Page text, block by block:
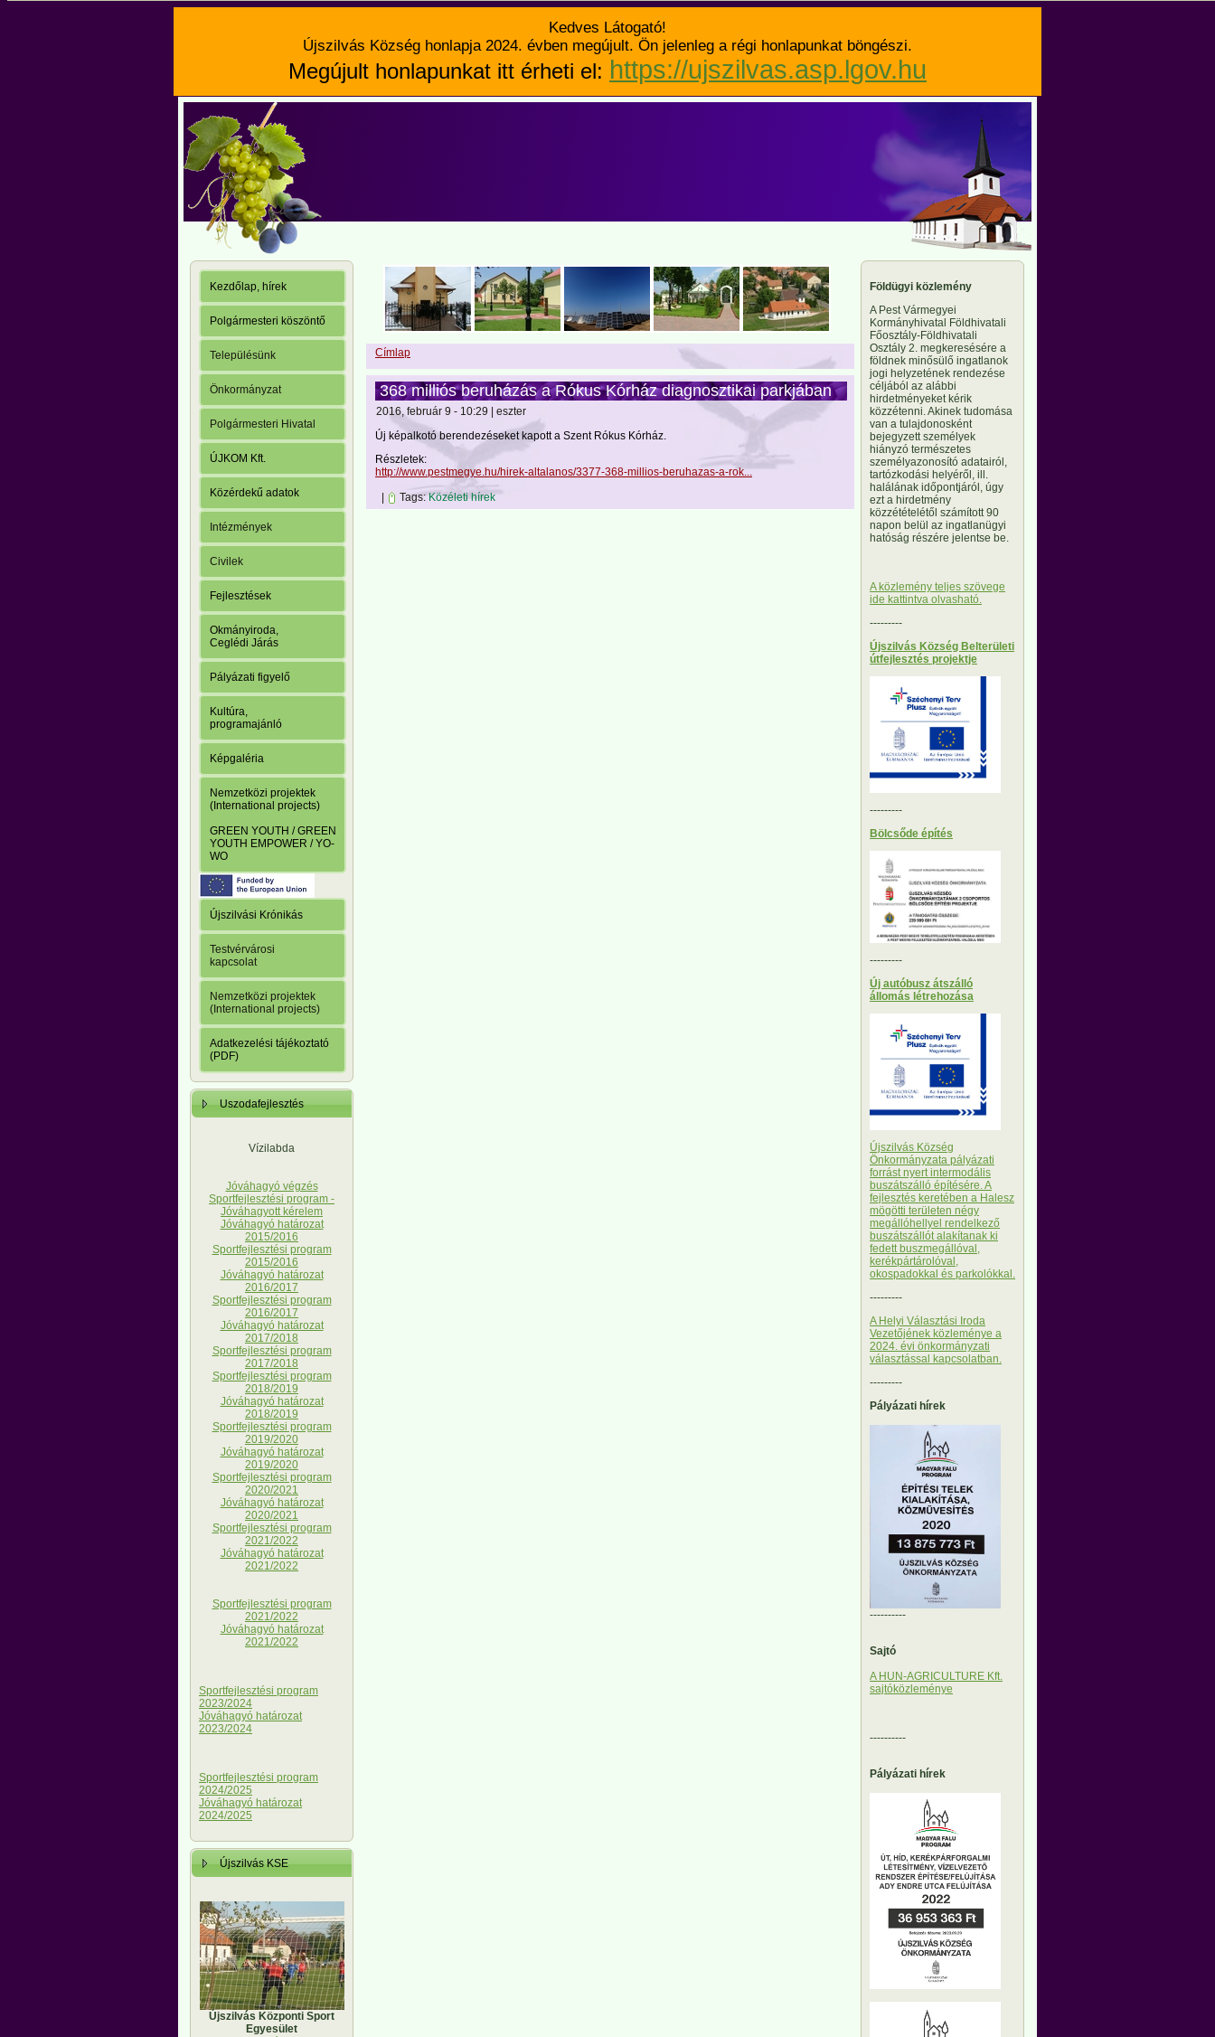
Kedves Látogató!
Újszilvás Község honlapja 2024. évben megújult. Ön jelenleg a régi honlapunkat böngészi.
Megújult honlapunkat itt érheti el: https://ujszilvas.asp.lgov.hu
Kezdőlap, hírek
Polgármesteri köszöntő
Településünk
Önkormányzat
Polgármesteri Hivatal
ÚJKOM Kft.
Közérdekű adatok
Intézmények
Civilek
Fejlesztések
Okmányiroda,
Ceglédi Járás
Pályázati figyelő
Kultúra,
programajánló
Képgaléria
Nemzetközi projektek
(International projects)
GREEN YOUTH / GREEN
YOUTH EMPOWER / YO-
WO
Újszilvási Krónikás
Testvérvárosi
kapcsolat
Nemzetközi projektek
(International projects)
Adatkezelési tájékoztató
(PDF)
Uszodafejlesztés
Vízilabda
Jóváhagyó végzés
Sportfejlesztési program -
Jóváhagyott kérelem
Jóváhagyó határozat
2015/2016
Sportfejlesztési program
2015/2016
Jóváhagyó határozat
2016/2017
Sportfejlesztési program
2016/2017
Jóváhagyó határozat
2017/2018
Sportfejlesztési program
2017/2018
Sportfejlesztési program
2018/2019
Jóváhagyó határozat
2018/2019
Sportfejlesztési program
2019/2020
Jóváhagyó határozat
2019/2020
Sportfejlesztési program
2020/2021
Jóváhagyó határozat
2020/2021
Sportfejlesztési program
2021/2022
Jóváhagyó határozat
2021/2022
Sportfejlesztési program
2021/2022
Jóváhagyó határozat
2021/2022
Sportfejlesztési program
2023/2024
Jóváhagyó határozat
2023/2024
Sportfejlesztési program
2024/2025
Jóváhagyó határozat
2024/2025
Újszilvás KSE
Újszilvás Központi Sport
Egyesület
Címlap
368 milliós beruházás a Rókus Kórház diagnosztikai parkjában
2016, február 9 - 10:29 | eszter
Új képalkotó berendezéseket kapott a Szent Rókus Kórház.
Részletek:
http://www.pestmegye.hu/hirek-altalanos/3377-368-millios-beruhazas-a-rok...
|
Tags: Közéleti hírek
Földügyi közlemény
A Pest Vármegyei
Kormányhivatal Földhivatali
Főosztály-Földhivatali
Osztály 2. megkeresésére a
földnek minősülő ingatlanok
jogi helyzetének rendezése
céljából az alábbi
hirdetményeket kérik
közzétenni. Akinek tudomása
van a tulajdonosként
bejegyzett személyek
hiányzó természetes
személyazonosító adatairól,
tartózkodási helyéről, ill.
halálának időpontjáról, úgy
ezt a hirdetmény
közzétételétől számított 90
napon belül az ingatlanügyi
hatóság részére jelentse be.
A közlemény teljes szövege
ide kattintva olvasható.
---------
Újszilvás Község Belterületi
útfejlesztés projektje
---------
Bölcsőde építés
---------
Új autóbusz átszálló
állomás létrehozása
Újszilvás Község
Önkormányzata pályázati
forrást nyert intermodális
buszátszálló építésére. A
fejlesztés keretében a Halesz
mögötti területen négy
megállóhellyel rendelkező
buszátszállót alakítanak ki
fedett buszmegállóval,
kerékpártárolóval,
okospadokkal és parkolókkal.
---------
A Helyi Választási Iroda
Vezetőjének közleménye a
2024. évi önkormányzati
választással kapcsolatban.
---------
Pályázati hírek
----------
Sajtó
A HUN-AGRICULTURE Kft.
sajtóközleménye
----------
Pályázati hírek